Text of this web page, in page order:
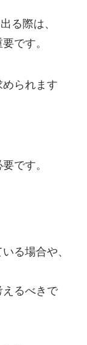
る際は、
です。
られます
です。
る場合や、
えるべきで